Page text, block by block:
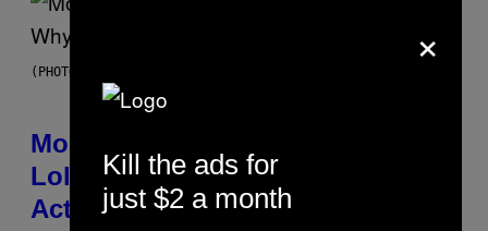
(PHOTO VIA T-MOBILE)
Monoculture is Dead, and
Lollapalooza Proved Why That’s
Actually a Great Thing
×
Kill the ads for
just $2 a month